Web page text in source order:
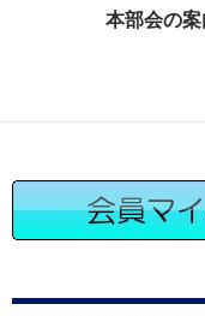
本部会の案